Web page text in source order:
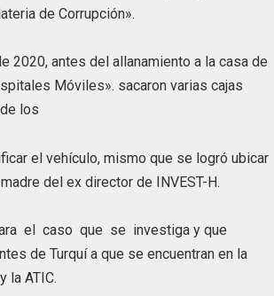
de Corrupción».
2020, antes del allanamiento a la casa de
Móviles». sacaron varias cajas
los
el vehículo, mismo que se logró ubicar
del ex director de INVEST-H.
el caso que se investiga y que
de Turquí a que se encuentran en la
la ATIC.